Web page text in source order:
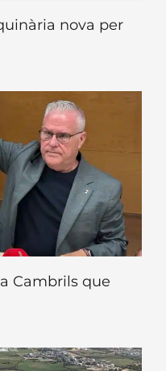
nova per
Cambrils que